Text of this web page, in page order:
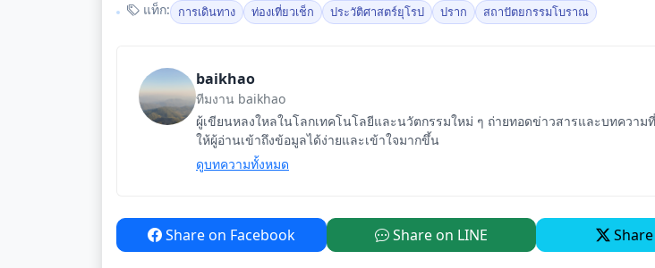
แท็ก: การเดินทาง ท่องเที่ยวเช็ก ประวัติศาสตร์ยุโรป ปราก สถาปัตยกรรมโบราณ
baikhao
ทีมงาน baikhao
ผู้เขียนหลงใหลในโลกเทคโนโลยีและนวัตกรรมใหม่ ๆ ถ่ายทอดข่าวสารและบทความ
ให้ผู้อ่านเข้าถึงข้อมูลได้ง่ายและเข้าใจมากขึ้น
ดูบทความทั้งหมด
Share on Facebook Share on LINE